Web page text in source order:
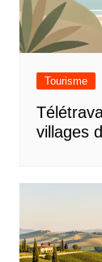
Tourisme
villages